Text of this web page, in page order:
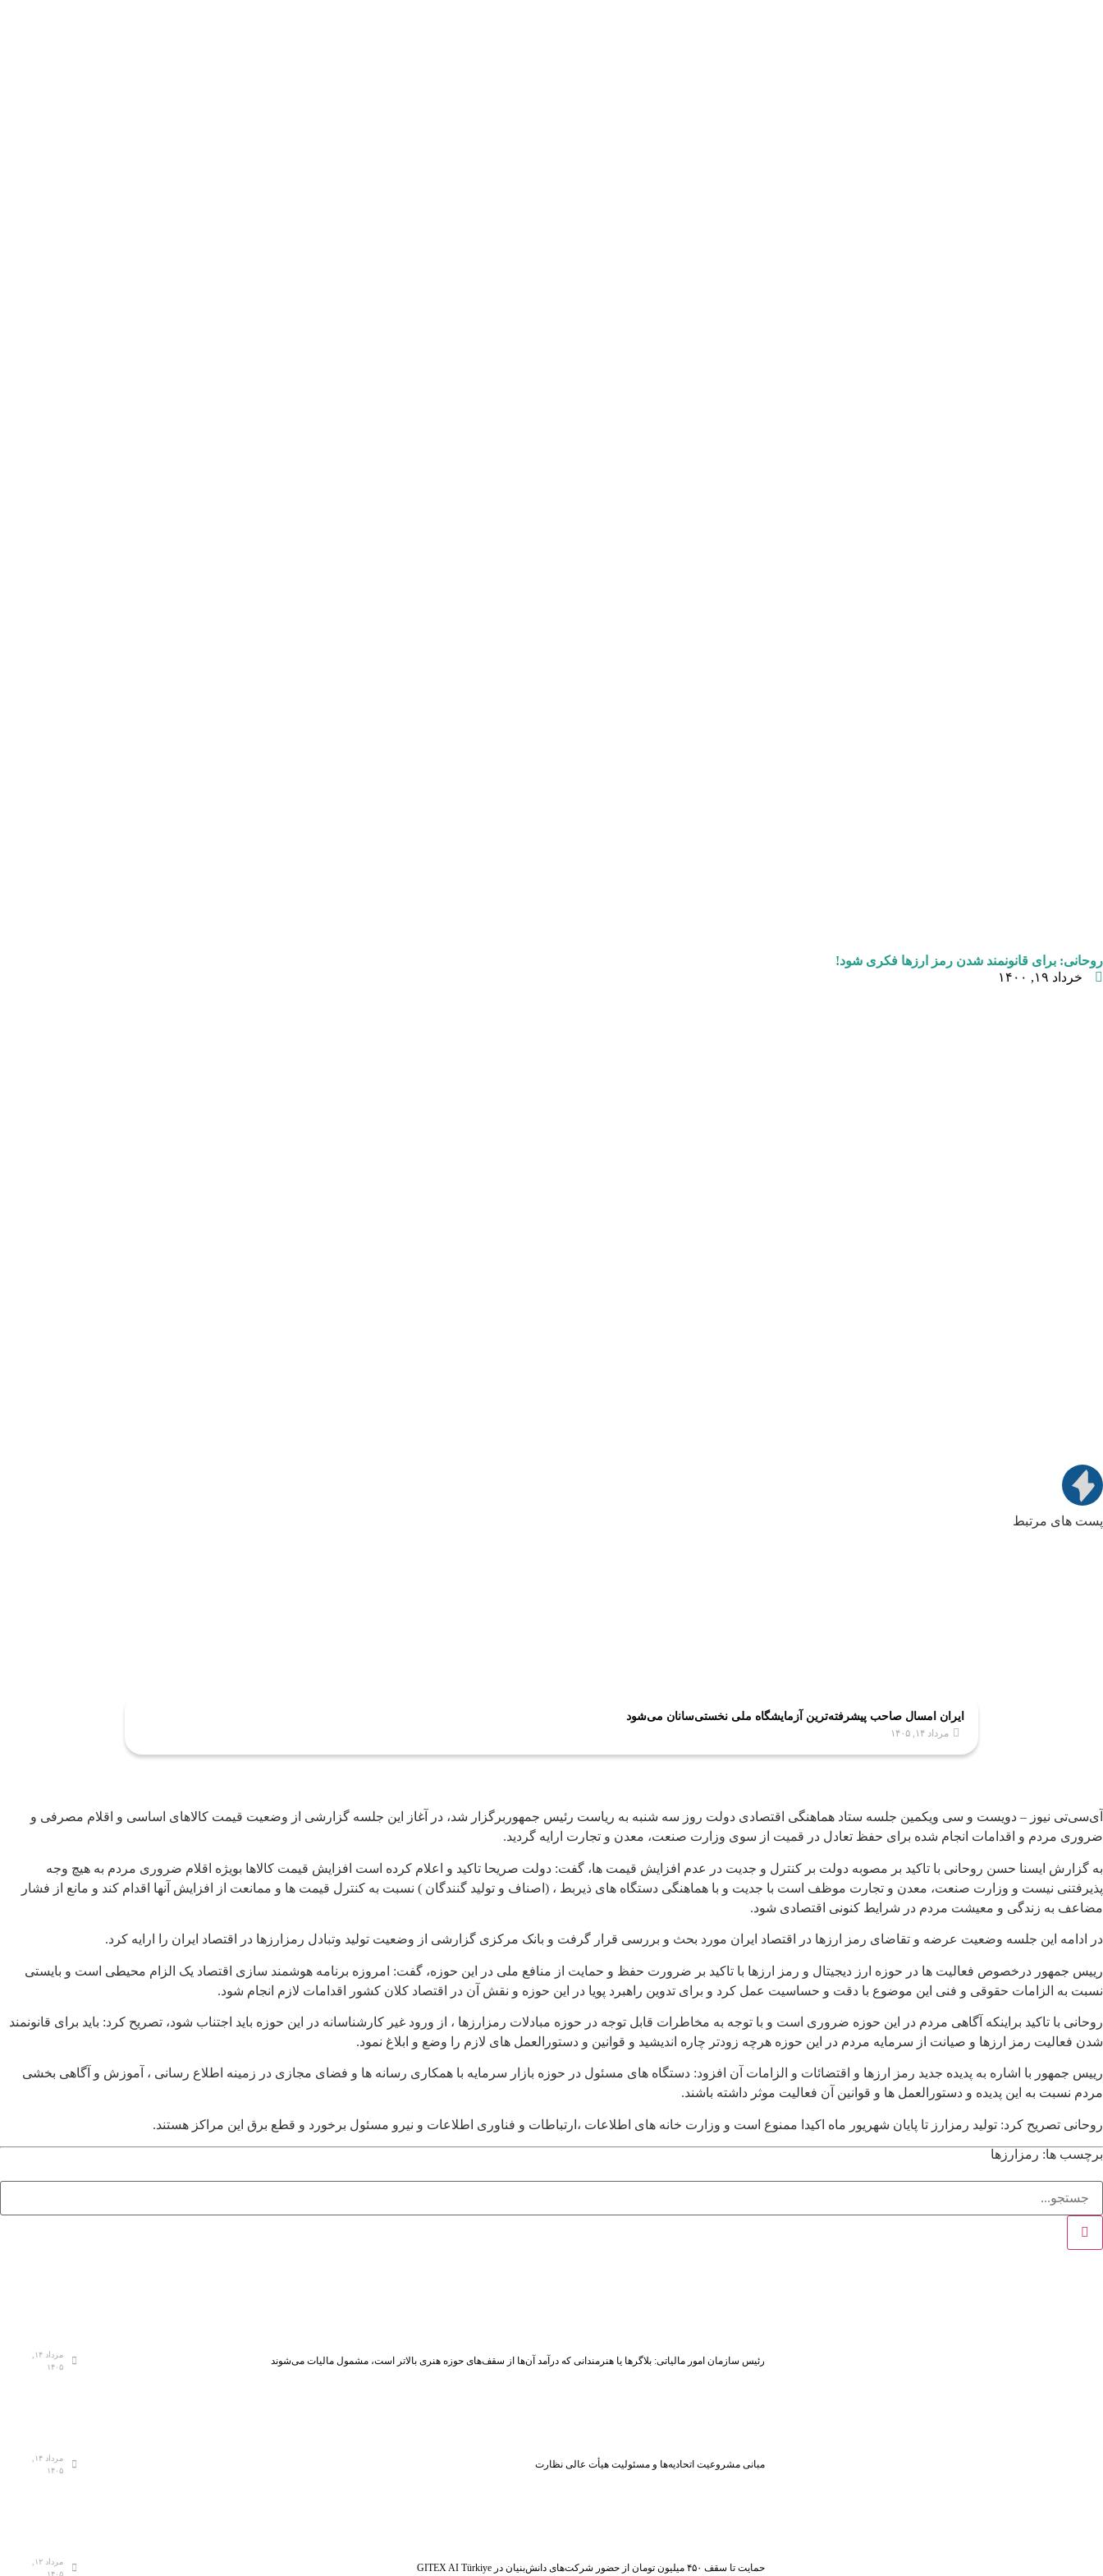
روحانی: برای قانونمند شدن رمز ارزها فکری شود!
خرداد ۱۹, ۱۴۰۰
پست های مرتبط
ایران امسال صاحب پیشرفته‌ترین آزمایشگاه ملی نخستی‌سانان می‌شود
مرداد ۱۴, ۱۴۰۵
آی‌سی‌تی نیوز – دویست و سی ویکمین جلسه ستاد هماهنگی اقتصادی دولت روز سه شنبه به ریاست رئیس جمهوربرگزار شد، در آغاز این جلسه گزارشی از وضعیت قیمت کالاهای اساسی و اقلام مصرفی و
ضروری مردم و اقدامات انجام شده برای حفظ تعادل در قمیت از سوی وزارت صنعت، معدن و تجارت ارایه گردید.
به گزارش ایسنا حسن روحانی با تاکید بر مصوبه دولت بر کنترل و جدیت در عدم افزایش قیمت ها، گفت: دولت صریحا تاکید و اعلام کرده است افزایش قیمت کالاها بویژه اقلام ضروری مردم به هیچ وجه
پذیرفتنی نیست و وزارت صنعت، معدن و تجارت موظف است با جدیت و با هماهنگی دستگاه های ذیربط ، (اصناف و تولید گنندگان ) نسبت به کنترل قیمت ها و ممانعت از افزایش آنها اقدام کند و مانع از فشار
مضاعف به زندگی و معیشت مردم در شرایط کنونی اقتصادی شود.
در ادامه این جلسه وضعیت عرضه و تقاضای رمز ارزها در اقتصاد ایران مورد بحث و بررسی قرار گرفت و بانک مرکزی گزارشی از وضعیت تولید وتبادل رمزارزها در اقتصاد ایران را ارایه کرد.
رییس جمهور درخصوص فعالیت ها در حوزه ارز دیجیتال و رمز ارزها با تاکید بر ضرورت حفظ و حمایت از منافع ملی در این حوزه، گفت: امروزه برنامه هوشمند سازی اقتصاد یک الزام محیطی است و بایستی
نسبت به الزامات حقوقی و فنی این موضوع با دقت و حساسیت عمل کرد و برای تدوین راهبرد پویا در این حوزه و نقش آن در اقتصاد کلان کشور اقدامات لازم انجام شود.
روحانی با تاکید براینکه آگاهی مردم در این حوزه ضروری است و با توجه به مخاطرات قابل توجه در حوزه مبادلات رمزارزها ، از ورود غیر کارشناسانه در این حوزه باید اجتناب شود، تصریح کرد: باید برای قانونمند
شدن فعالیت رمز ارزها و صیانت از سرمایه مردم در این حوزه هرچه زودتر چاره اندیشید و قوانین و دستورالعمل های لازم را وضع و ابلاغ نمود.
رییس جمهور با اشاره به پدیده جدید رمز ارزها و اقتضائات و الزامات آن افزود: دستگاه های مسئول در حوزه بازار سرمایه با همکاری رسانه ها و فضای مجازی در زمینه اطلاع رسانی ، آموزش و آگاهی بخشی
مردم نسبت به این پدیده و دستورالعمل ها و قوانین آن فعالیت موثر داشته باشند.
روحانی تصریح کرد: تولید رمزارز تا پایان شهریور ماه اکیدا ممنوع است و وزارت خانه های اطلاعات ،ارتباطات و فناوری اطلاعات و نیرو مسئول برخورد و قطع برق این مراکز هستند.
برچسب ها: رمزارزها
رئیس سازمان امور مالیاتی: بلاگر‌ها یا هنرمندانی که درآمد آن‌ها از سقف‌های حوزه هنری بالاتر است، مشمول مالیات می‌شوند
۱۴۰۵
مبانی مشروعیت اتحادیه‌ها و مسئولیت هیأت عالی نظارت
۱۴۰۵
حمایت تا سقف ۴۵۰ میلیون تومان از حضور شرکت‌های دانش‌بنیان در GITEX AI Türkiye
۱۴۰۵